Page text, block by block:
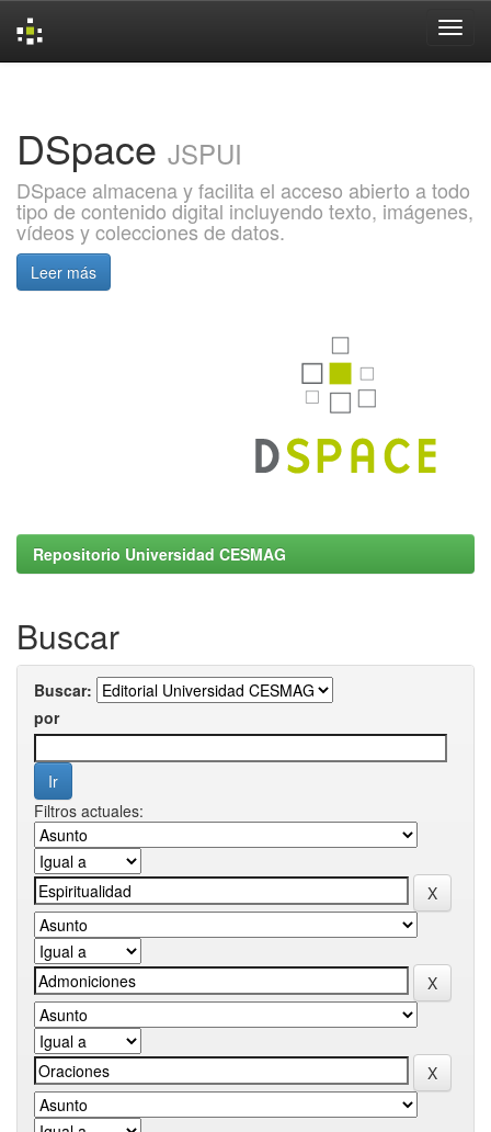
DSpace JSPUI
DSpace almacena y facilita el acceso abierto a todo
tipo de contenido digital incluyendo texto, imágenes,
vídeos y colecciones de datos.
Leer más
Repositorio Universidad CESMAG
Buscar
Buscar:
por
Filtros actuales: